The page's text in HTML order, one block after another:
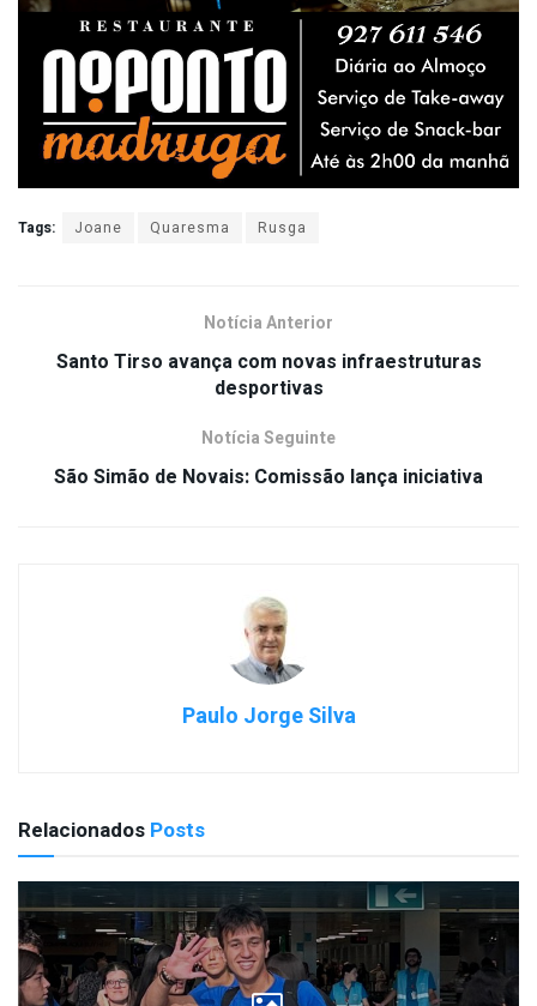
Tags: Joane Quaresma Rusga
Notícia Anterior
Santo Tirso avança com novas infraestruturas
desportivas
Notícia Seguinte
São Simão de Novais: Comissão lança iniciativa
Paulo Jorge Silva
Relacionados Posts